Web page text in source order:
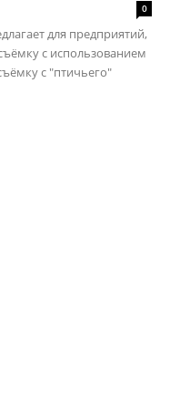
0
для предприятий,
с использованием
с "птичьего"